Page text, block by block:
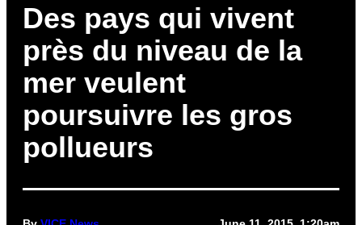
Des pays qui vivent
près du niveau de la
mer veulent
poursuivre les gros
pollueurs